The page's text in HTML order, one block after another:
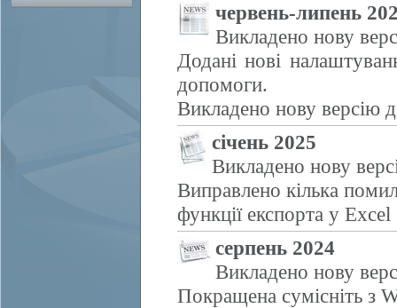
червень-липень
Викладено нову
Додані нові
допомоги.
Викладено нову версію
січень 2025
Викладено нову
Виправлено кілька
функції експорта у Excel
серпень 2024
Викладено нову
Покращена сумісніть з